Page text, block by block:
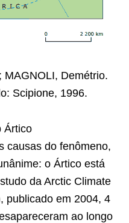
MAGNOLI, Demétrio.
Scipione, 1996.
Ártico
causas do fenômeno,
o Ártico está
da Arctic Climate
publicado em 2004, 4
ao longo